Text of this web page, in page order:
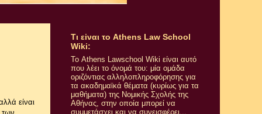
είναι
Τι εiναι το Athens Law School
Wiki:
Το Athens Lawschool Wiki είναι αυτό
που λέει το όνομά του: μία ομάδα
οριζόντιας αλληλοπληροφόρησης για
τα ακαδημαϊκά θέματα (κυρίως για τα
μαθήματα) της Νομικής Σχολής της
Αθήνας, στην οποία μπορεί να
συμμετάσχει και να συνεισφέρει...